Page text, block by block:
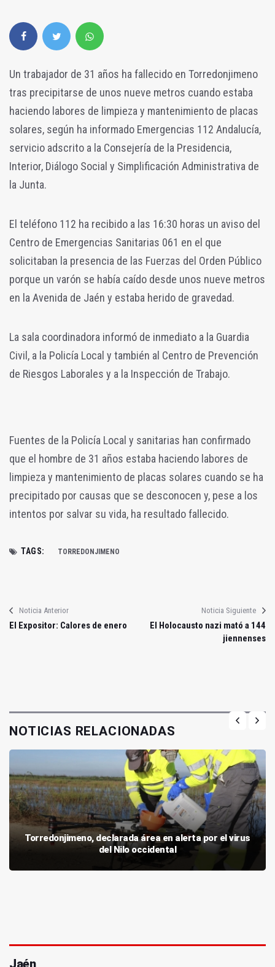
Un trabajador de 31 años ha fallecido en Torredonjimeno
tras precipitarse de unos nueve metros cuando estaba
haciendo labores de limpieza y mantenimiento de placas
solares, según ha informado Emergencias 112 Andalucía,
servicio adscrito a la Consejería de la Presidencia,
Interior, Diálogo Social y Simplificación Administrativa de
la Junta.
El teléfono 112 ha recibido a las 16:30 horas un aviso del
Centro de Emergencias Sanitarias 061 en el que
solicitaban la presencia de las Fuerzas del Orden Público
porque un varón se había caído desde unos nueve metros
en la Avenida de Jaén y estaba herido de gravedad.
La sala coordinadora informó de inmediato a la Guardia
Civil, a la Policía Local y también al Centro de Prevención
de Riesgos Laborales y a la Inspección de Trabajo.
Fuentes de la Policía Local y sanitarias han confirmado
que el hombre de 31 años estaba haciendo labores de
limpieza y mantenimiento de placas solares cuando se ha
precipitado por causas que se desconocen y, pese a los
intentos por salvar su vida, ha resultado fallecido.
TAGS: TORREDONJIMENO
Noticia Anterior
El Expositor: Calores de enero
Noticia Siguiente
El Holocausto nazi mató a 144
jiennenses
NOTICIAS RELACIONADAS
Torredonjimeno, declarada área en alerta por el virus
del Nilo occidental